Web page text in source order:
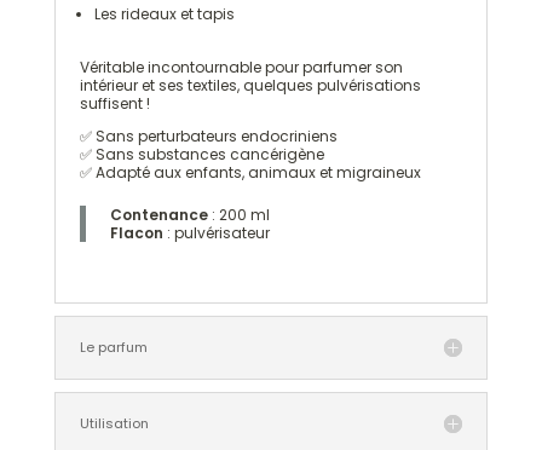
Les rideaux et tapis
Véritable incontournable pour parfumer son
intérieur et ses textiles, quelques pulvérisations
suffisent !
✅ Sans perturbateurs endocriniens
✅ Sans substances cancérigène
✅ Adapté aux enfants, animaux et migraineux
Contenance : 200 ml
Flacon : pulvérisateur
Le parfum
Utilisation